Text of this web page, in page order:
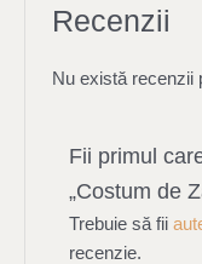
Recenzii
Nu există recenzii
Fii primul
„Costum de
Trebuie să fii
recenzie.